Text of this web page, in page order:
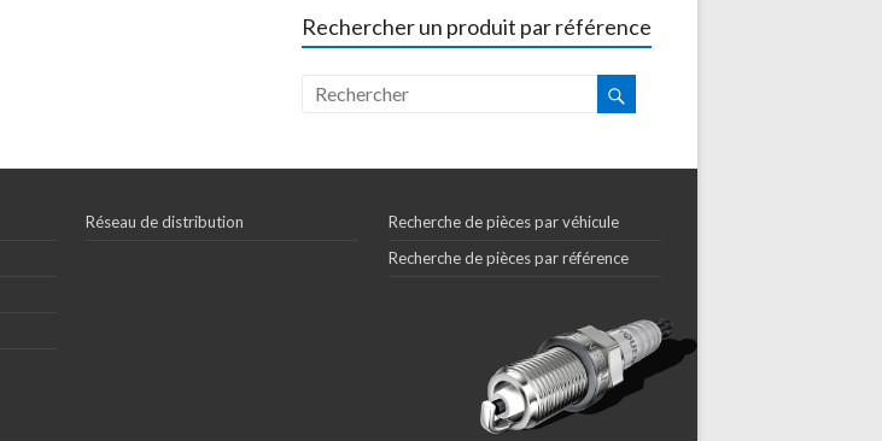
Rechercher un produit par référence
Réseau de distribution
Recherche de pièces par véhicule
Recherche de pièces par référence